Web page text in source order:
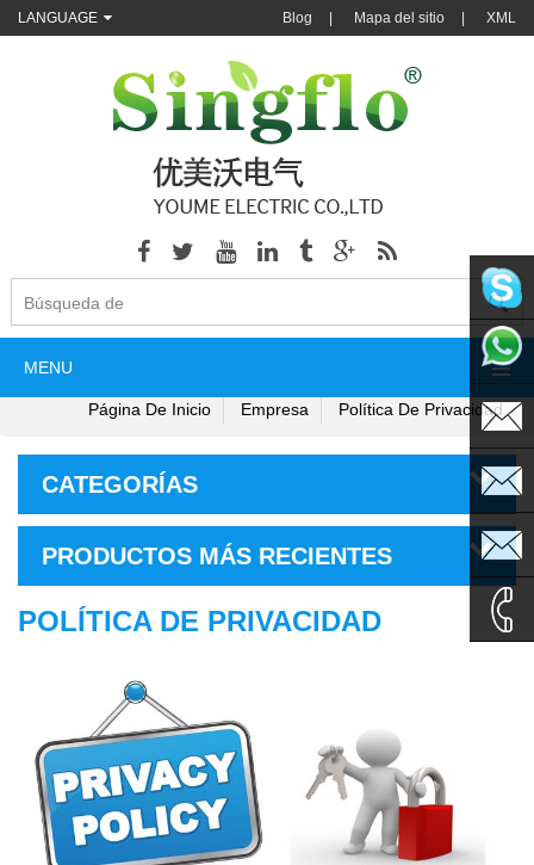
LANGUAGE Blog Mapa del sitio XML
MENU
Página De Inicio Empresa Política De Privacidad
CATEGORÍAS
PRODUCTOS MÁS RECIENTES
POLÍTICA DE PRIVACIDAD